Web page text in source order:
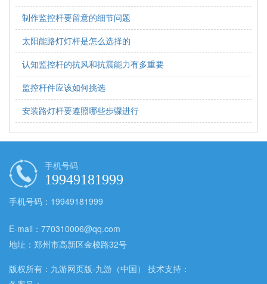
制作监控杆要留意的细节问题
太阳能路灯灯杆是怎么选择的
认知监控杆的抗风和抗震能力有多重要
监控杆件应该如何挑选
安装路灯杆要遵照哪些步骤进行
手机号码
19949181999
手机号码：19949181999
E-mail：770310006@qq.com
地址：郑州市高新区金梭路32号
版权所有：九游网页版-九游（中国） 技术支持：